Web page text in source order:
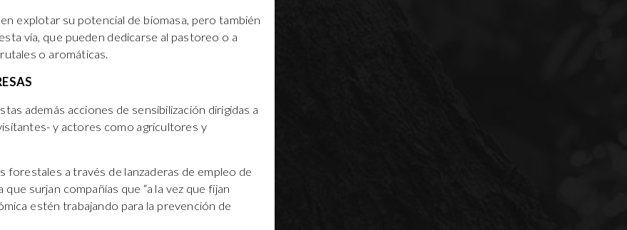
explotar su potencial de biomasa, pero también
vía, que pueden dedicarse al pastoreo o a
o aromáticas.
además acciones de sensibilización dirigidas a
y actores como agricultores y
forestales a través de lanzaderas de empleo de
surjan compañías que “a la vez que fijan
estén trabajando para la prevención de